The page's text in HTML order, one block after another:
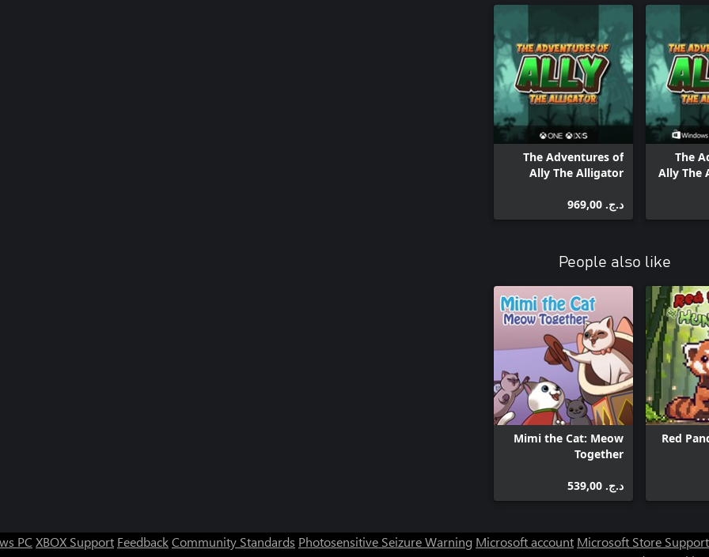
The
Ally The
The Adventures of
Ally The Alligator
د.ج.‏ 969,00
People also like
Red
Mimi the Cat: Meow
Together
د.ج.‏ 539,00
PC XBOX Support FeedbackCommunity Standards Photosensitive Seizure Warning Microsoft account Microsoft Store Support